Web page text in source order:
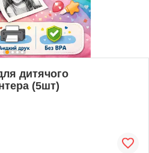
дитячого
(5шт)